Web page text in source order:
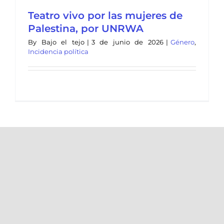
Teatro vivo por las mujeres de
Palestina, por UNRWA
By Bajo el tejo | 3 de junio de 2026 | Género,
Incidencia política